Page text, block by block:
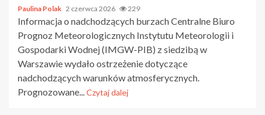
Paulina Polak 2 czerwca 2026 229
Informacja o nadchodzących burzach Centralne Biuro
Prognoz Meteorologicznych Instytutu Meteorologii i
Gospodarki Wodnej (IMGW-PIB) z siedzibą w
Warszawie wydało ostrzeżenie dotyczące
nadchodzących warunków atmosferycznych.
Prognozowane...Czytaj dalej